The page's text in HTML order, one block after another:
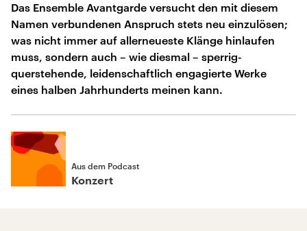
Das Ensemble Avantgarde versucht den mit diesem
Namen verbundenen Anspruch stets neu einzulösen;
was nicht immer auf allerneueste Klänge hinlaufen
muss, sondern auch – wie diesmal – sperrig-
querstehende, leidenschaftlich engagierte Werke
eines halben Jahrhunderts meinen kann.
Aus dem Podcast
Konzert